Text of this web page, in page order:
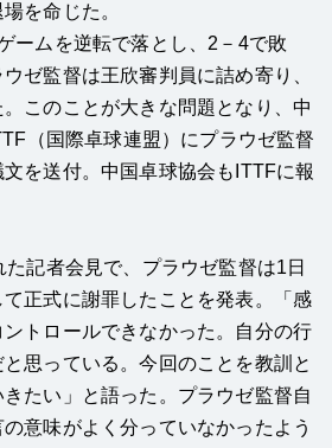
を命じた。
ームを逆転で落とし、2－4で敗
ゼ監督は王欣審判員に詰め寄り、
このことが大きな問題となり、中
（国際卓球連盟）にプラウゼ監督
を送付。中国卓球協会もITTFに報
記者会見で、プラウゼ監督は1日
正式に謝罪したことを発表。「感
トロールできなかった。自分の行
思っている。今回のことを教訓と
たい」と語った。プラウゼ監督自
意味がよく分っていなかったよう